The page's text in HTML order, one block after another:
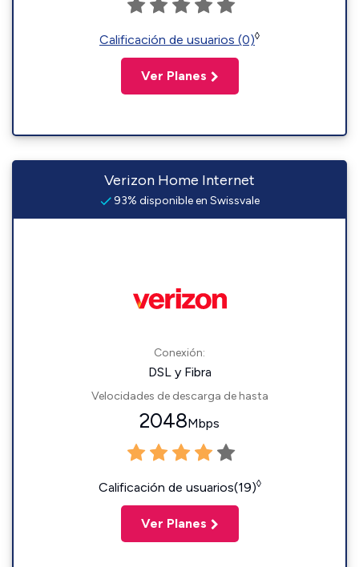
Calificación de usuarios (0)◊
Ver Planes
Verizon Home Internet
93% disponible en Swissvale
Conexión:
DSL y Fibra
Velocidades de descarga de hasta
2048Mbps
Calificación de usuarios(19)◊
Ver Planes